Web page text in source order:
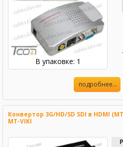
В упаковке: 1
подробнее...
Конвертор 3G/HD/SD SDI в HDMI
MT-VIKI